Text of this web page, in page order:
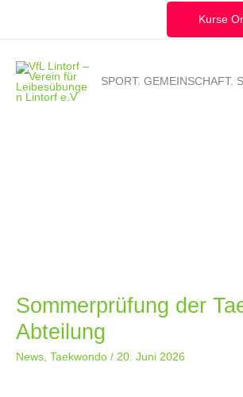
Kurse
SPORT. GEMEINSCHAFT.
Sommerprüfung der
Abteilung
News Taekwondo / 20. Juni 2026